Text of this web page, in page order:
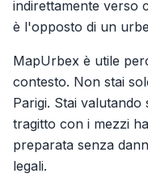
indirettamente verso
è l'opposto di un
MapUrbex è utile
contesto. Non stai
Parigi. Stai
tragitto con i mezzi
preparata senza
legali.